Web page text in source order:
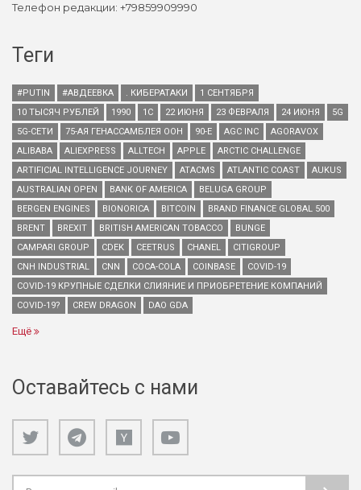
Телефон редакции: +79859909990
Теги
#PUTIN #АВДЕЕВКА . КИБЕРАТАКИ
1 СЕНТЯБРЯ
10 ТЫСЯЧ РУБЛЕЙ
1990 1С 22 ИЮНЯ 23 ФЕВРАЛЯ 24 ИЮНЯ
5G
5G-СЕТИ
75-АЯ ГЕНАССАМБЛЕЯ ООН 90-Е AGC INC
AGORAVOX
ALIBABA
ALIEXPRESS ALLTECH APPLE
ARCTIC CHALLENGE
ARTIFICIAL INTELLIGENCE JOURNEY
ATACMS ATLANTIC COAST
AUKUS
AUSTRALIAN OPEN
BANK OF AMERICA
BELUGA GROUP
BERGEN ENGINES
BIONORICA BITCOIN
BRAND FINANCE GLOBAL 500
BRENT
BREXIT BRITISH AMERICAN TOBACCO
BUNGE
CAMPARI GROUP
CDEK CEETRUS CHANEL
CITIGROUP
CNH INDUSTRIAL
CNN COCA-COLA COINBASE
COVID-19
COVID-19 КРУПНЫЕ СДЕЛКИ СЛИЯНИЕ И ПРИОБРЕТЕНИЕ КОМПАНИЙ
COVID-19?
CREW DRAGON DAO GDA
Ещё
Оставайтесь с нами